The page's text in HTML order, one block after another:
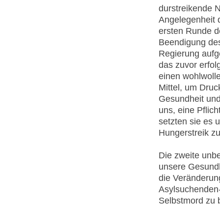
durstreikende
Angelegenheit
ersten Runde
Beendigung
Regierung
das zuvor
einen
Mittel, um
Gesundheit
uns, eine
setzten sie es
Hungerstreik
Die zweite
unsere
die
Selbstmord zu